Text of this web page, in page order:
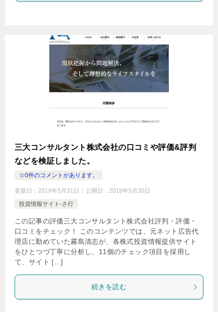
三大コンサルタント株式会社の口コミや評価&評判
などを検証しました。
☆0件のコメントがあります。
更新日： 2018年5月31日 公開日： 2018年5月30日
投資情報サイト-さ行
この記事の評価三大コンサルタント株式会社評判・評価・
口コミをチェック！ このコンテンツでは、元ネット広告代
理店に勤めていた霧島清志が、各株式投資情報提供サイト
をひとつづ丁寧に分析し、11個のチェック項目を採用し
て、サイト […]
続きを読む